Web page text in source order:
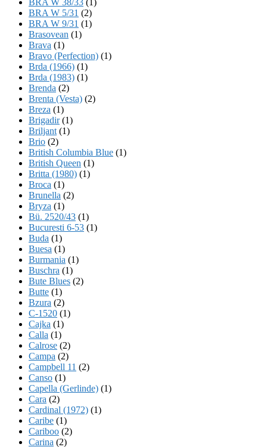
BRA W 5/31 (2)
BRA W 9/31 (1)
Brasovean (1)
Brava (1)
Bravo (Perfection) (1)
Brda (1966) (1)
Brda (1983) (1)
Brenda (2)
Brenta (Vesta) (2)
Breza (1)
Brigadir(1)
Briljant (1)
Brio (2)
British Columbia Blue (1)
British Queen (1)
Britta (1980) (1)
Broca (1)
Brunella (2)
Bryza (1)
Bü. 2520/43 (1)
Bucuresti 6-53 (1)
Buda (1)
Buesa (1)
Burmania (1)
Buschra (1)
Bute Blues (2)
Butte (1)
Bzura (2)
C-1520 (1)
Cajka (1)
Calla (1)
Calrose (2)
Campa (2)
Campbell 11 (2)
Canso (1)
Capella (Gerlinde) (1)
Cara (2)
Cardinal (1972) (1)
Caribe (1)
Cariboo (2)
Carina (2)